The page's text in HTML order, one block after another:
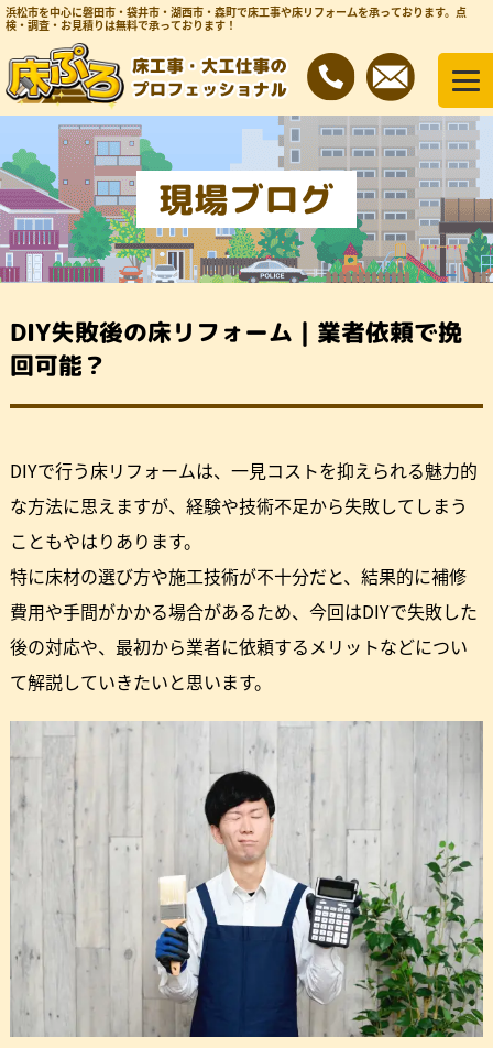
浜松市を中心に磐田市・袋井市・湖西市・森町で床工事や床リフォームを承っております。 点
検・調査・お見積りは無料で承っております！
現場ブログ
DIY失敗後の床リフォーム｜業者依頼で挽
回可能？
DIYで行う床リフォームは、一見コストを抑えられる魅力的
な方法に思えますが、経験や技術不足から失敗してしまう
こともやはりあります。
特に床材の選び方や施工技術が不十分だと、結果的に補修
費用や手間がかかる場合があるため、今回はDIYで失敗した
後の対応や、最初から業者に依頼するメリットなどについ
て解説していきたいと思います。